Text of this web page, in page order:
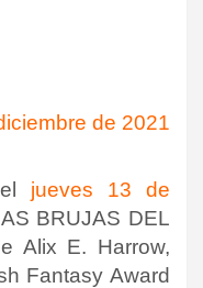
de 2021
jueves 13 de
BRUJAS DEL
Alix E. Harrow,
Fantasy Award